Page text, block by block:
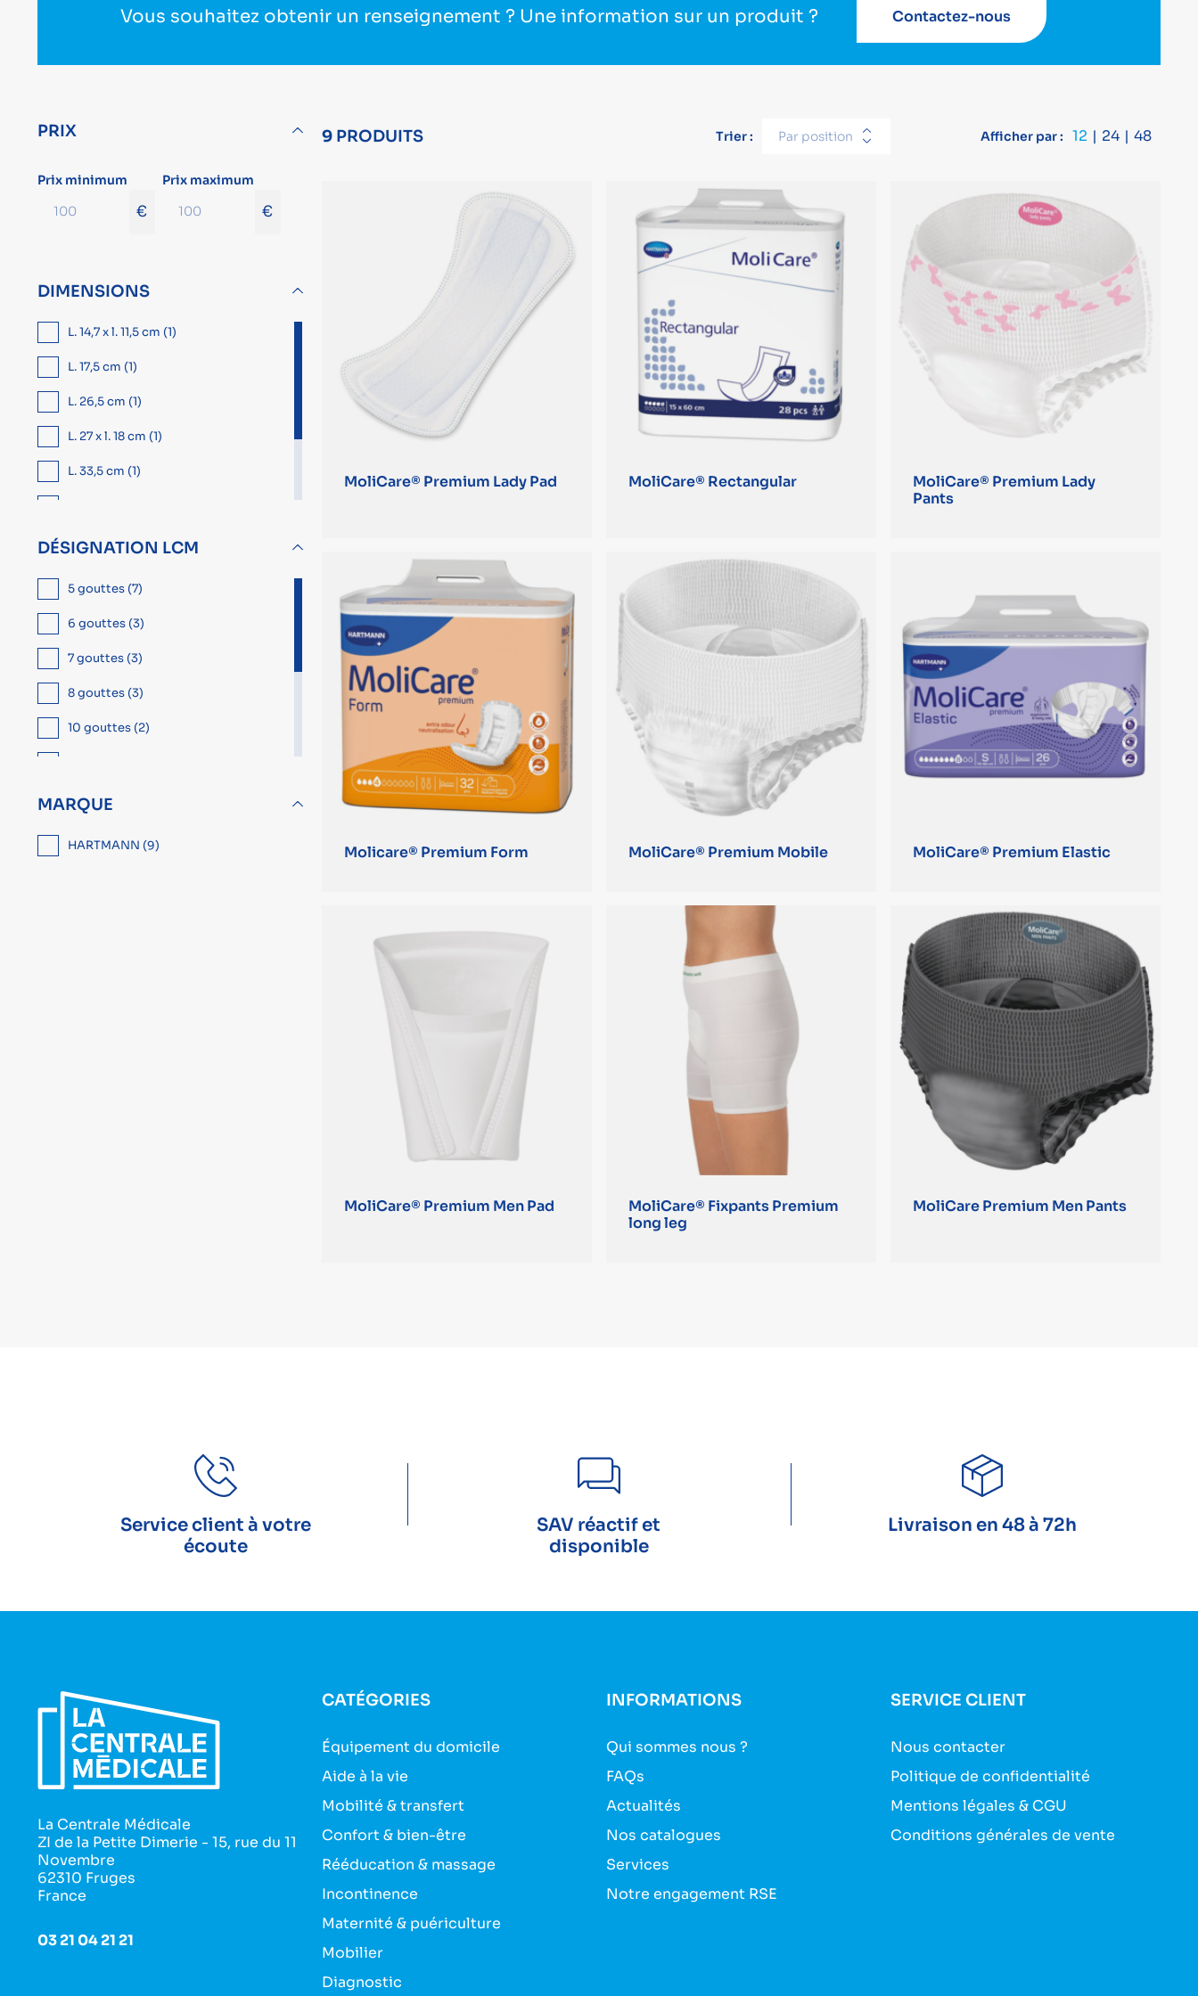
Vous souhaitez obtenir un renseignement ? Une information sur un produit ? Contactez-nous
9PRODUITS Trier : Par position Afficher par : 12 24 48
PRIX
Prix minimum
€
Prix maximum
€
DIMENSIONS
L. 14,7 x l. 11,5 cm (1)
L. 17,5 cm (1)
L. 26,5 cm (1)
L. 27 x l. 18 cm (1)
L. 33,5 cm (1)
L. 43 cm (1)
DÉSIGNATION LCM
5 gouttes (7)
6 gouttes (3)
7 gouttes (3)
8 gouttes (3)
10 gouttes (2)
4 gouttes (2)
MARQUE
HARTMANN (9)
MoliCare® Premium Lady Pad MoliCare® Rectangular
MoliCare® Premium Lady
Pants
Molicare® Premium Form MoliCare® Premium Mobile MoliCare® Premium Elastic
MoliCare® Premium Men Pad
MoliCare® Fixpants Premium
long leg
MoliCare Premium Men Pants
Service client à votre
écoute
SAV réactif et
disponible
Livraison en 48 à 72h
La Centrale Médicale
ZI de la Petite Dimerie - 15, rue du 11
Novembre
62310 Fruges
France
03 21 04 21 21
CATÉGORIES
Équipement du domicile
Aide à la vie
Mobilité & transfert
Confort & bien-être
Rééducation & massage
Incontinence
Maternité & puériculture
Mobilier
Diagnostic
INFORMATIONS
Qui sommes nous ?
FAQs
Actualités
Nos catalogues
Services
Notre engagement RSE
SERVICE CLIENT
Nous contacter
Politique de confidentialité
Mentions légales & CGU
Conditions générales de vente